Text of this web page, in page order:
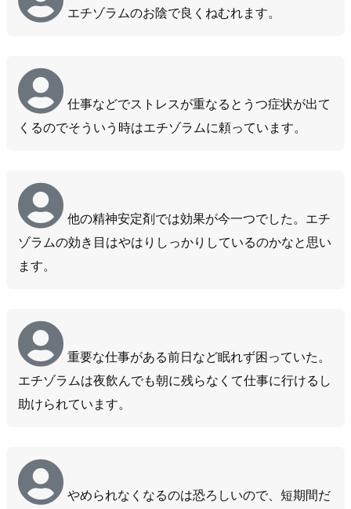
エチゾラムのお陰で良くねむれます。
仕事などでストレスが重なるとうつ症状が出て
くるのでそういう時はエチゾラムに頼っています。
他の精神安定剤では効果が今一つでした。エチ
ゾラムの効き目はやはりしっかりしているのかなと思い
ます。
重要な仕事がある前日など眠れず困っていた。
エチゾラムは夜飲んでも朝に残らなくて仕事に行けるし
助けられています。
やめられなくなるのは恐ろしいので、短期間だ